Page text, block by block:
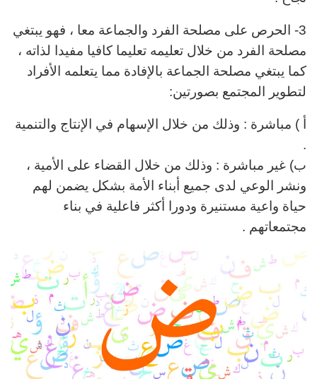
3- الحرص على مصلحة الفرد والجماعة معا ، فهو يبتغي
مصلحة الفرد من خلال تعليمه تعليما كافيا مفيدا لذاته ،
كما يبتغي مصلحة الجماعة بالإفادة مما يتعلمه الأفراد
لتطوير المجتمع بصورتين:
أ ) مباشرة : وذلك من خلال الإسهام في الإنتاج والتنمية
.
ب) غير مباشرة : وذلك من خلال القضاء على الأمية ،
ونشر الوعي لدى جميع أبناء الأمة بشكل يضمن لهم
حياة واعية مستنيرة ودورا أكثر فاعلية في بناء
مجتمعاتهم .